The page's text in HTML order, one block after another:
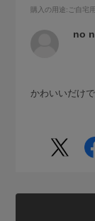
購入の用途:ご自宅用
no
かわいいだけ